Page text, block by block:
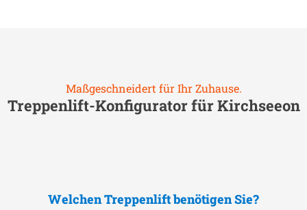
Maßgeschneidert für Ihr Zuhause.
Treppenlift-Konfigurator fürKirchseeon
Welchen Treppenlift benötigen Sie?